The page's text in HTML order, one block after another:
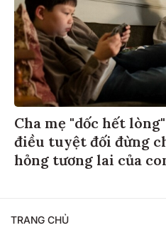
Cha mẹ "dốc hết
điều tuyệt đối đừng
hỏng tương lai của
TRANG CHỦ